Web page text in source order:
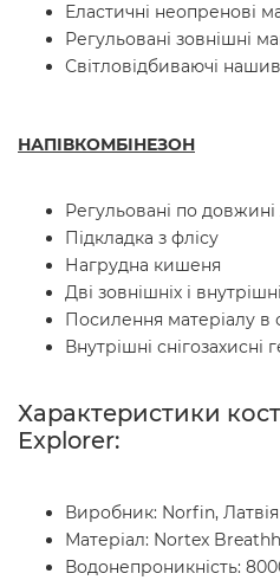
Еластичні неопренові
Регульовані зовнішні
Світловідбиваючі
НАПІВКОМБІНЕЗОН
Регульовані по
Підкладка з флісу
Нагрудна кишеня
Дві зовнішніх і
Посилення матеріалу в
Внутрішні снігозахисні
Характеристики
Explorer:
Виробник: Norfin, Латвія
Матеріал: Nortex
Водонепроникність: